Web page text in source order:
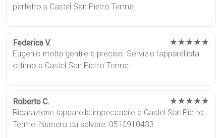
perfetto a Castel San Pietro Terme.
Federica V. ★★★★★
Eugenio molto gentile e preciso. Servizio tapparellista
ottimo a Castel San Pietro Terme.
Roberto C. ★★★★★
Riparazione tapparella impeccabile a Castel San Pietro
Terme. Numero da salvare: 0510910433.